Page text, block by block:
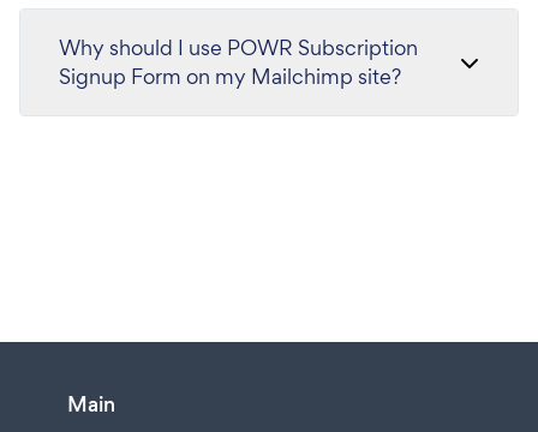
Why should I use POWR Subscription
Signup Form on my Mailchimp site?
Main